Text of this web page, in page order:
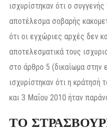
ισχυρίστηκαν ότι ο
αποτέλεσμα σοβαρής
ότι οι εγχώριες αρχές δεν
αποτελεσματικά τους
στο άρθρο 5 (δικαίωμα στην
ισχυρίστηκαν ότι η κράτησή
και 3 Μαΐου 2010 ήταν
ΤΟ